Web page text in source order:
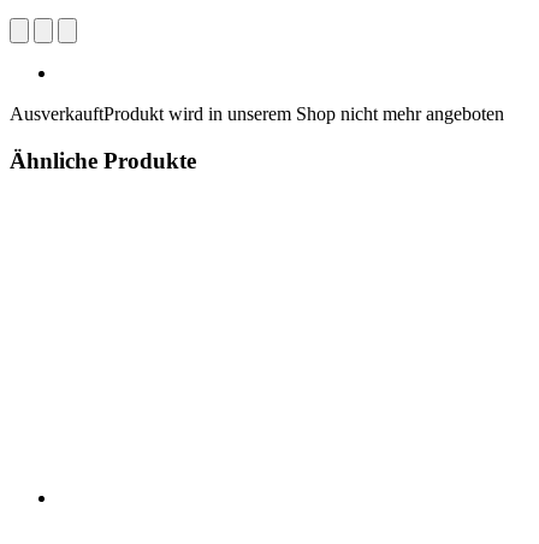
AusverkauftProdukt wird in unserem Shop nicht mehr angeboten
Ähnliche Produkte